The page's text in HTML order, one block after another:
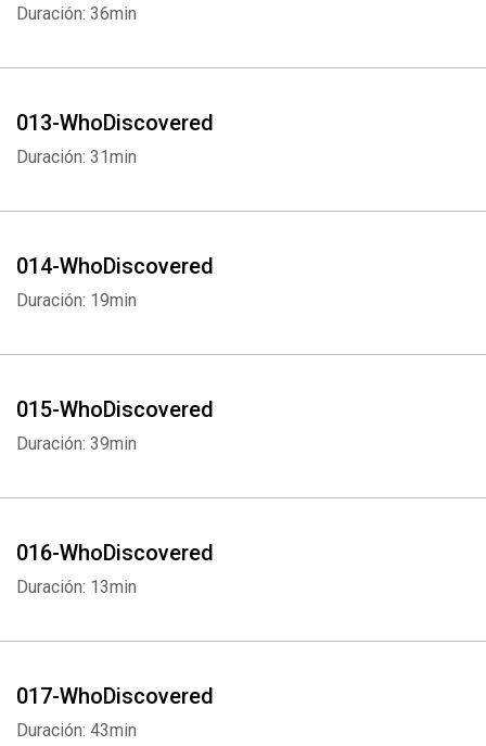
Duración: 36min
013-WhoDiscovered
Duración: 31min
014-WhoDiscovered
Duración: 19min
015-WhoDiscovered
Duración: 39min
016-WhoDiscovered
Duración: 13min
017-WhoDiscovered
Duración: 43min
Whatsapp Facebook Twitter E-mail